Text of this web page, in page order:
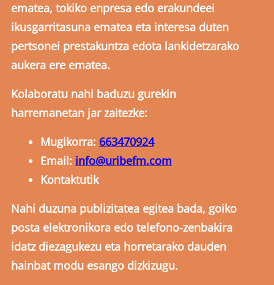
ematea, tokiko enpresa edo erakundeei
ikusgarritasuna ematea eta interesa duten
pertsonei prestakuntza edota lankidetzarako
aukera ere ematea.
Kolaboratu nahi baduzu gurekin
harremanetan jar zaitezke:
Mugikorra: 663470924
Email: info@uribefm.com
Kontaktutik
Nahi duzuna publizitatea egitea bada, goiko
posta elektronikora edo telefono-zenbakira
idatz diezagukezu eta horretarako dauden
hainbat modu esango dizkizugu.